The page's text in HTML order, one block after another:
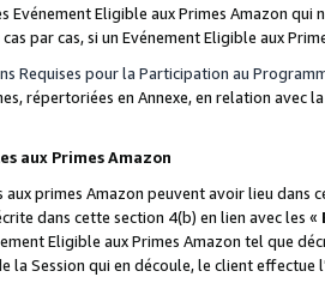
Evénement Eligible aux Primes Amazon qui
par cas, si un Evénement Eligible aux
Requises pour la Participation au
répertoriées en Annexe, en relation avec
aux Primes Amazon
primes Amazon peuvent avoir lieu dans
dans cette section 4(b) en lien avec les «
Eligible aux Primes Amazon tel que
la Session qui en découle, le client